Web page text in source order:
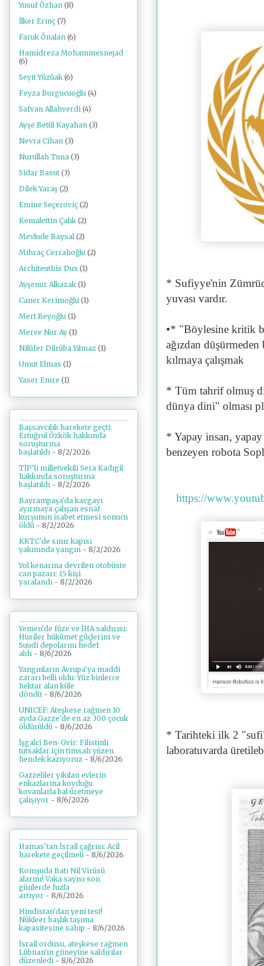
* Sufiyye'nin
yuvası vardır.
•* "Böylesine kritik
ağızdan
kılmaya çalışmak
* Tüm tahrif olmuş
dünya dini" olması
* Yapay insan,
benzeyen robota
https://
* Tarihteki ilk 2
laboratuvarda
Yusuf Özhan (8)
İlker Erinç (7)
Faruk Önalan (6)
Hamidreza Mohammesnejad
(6)
Seyit Yüzüak (6)
Feyza Burgucuoğlu (4)
Safvan Allahverdi (4)
Ayşe Betül Kayahan (3)
Nevra Cihan (3)
Nurullah Tuna (3)
Sidar Basut (3)
Dilek Yaraş (2)
Emine Seçeroviç (2)
Kemalettin Çalık (2)
Mevlude Baysal (2)
Mihraç Cerrahoğlu (2)
Architeuthis Dux (1)
Ayşenur Alkazak (1)
Caner Kerimoğlu (1)
Mert Beyoğlu (1)
Merve Nur Ay (1)
Nilüfer Dilrûba Yılmaz (1)
Umut Elmas (1)
Yaser Emre (1)
Başsavcılık harekete geçti:
Ertuğrul Özkök hakkında
soruşturma
başlatıldı - 8/2/2026
TİP'li milletvekili Sera Kadıgil
hakkında soruşturma
başlatıldı - 8/2/2026
Bayrampaşa'da kavgayı
ayırmaya çalışan esnaf
kurşunun isabet etmesi sonucu
öldü - 8/2/2026
KKTC'de sınır kapısı
yakınında yangın - 8/2/2026
Yol kenarına devrilen otobüste
can pazarı: 15 kişi
yaralandı - 8/2/2026
Yemen'de füze ve İHA saldırısı:
Husiler hükümet güçlerini ve
Suudi depolarını hedef
aldı - 8/6/2026
Yangınların Avrupa'ya maddi
zararı belli oldu: Yüz binlerce
hektar alan küle
döndü - 8/6/2026
UNICEF: Ateşkese rağmen 10
ayda Gazze'de en az 300 çocuk
öldürüldü - 8/6/2026
İşgalci Ben-Gvir: Filistinli
tutsaklar için timsah yüzen
hendek kazıyoruz - 8/6/2026
Gazzeliler yıkılan evlerin
enkazlarına koyduğu
kovanlarla bal üretmeye
çalışıyor - 8/6/2026
Hamas'tan İsrail çağrısı: Acil
harekete geçilmeli - 8/6/2026
Komşuda Batı Nil Virüsü
alarmı! Vaka sayısı son
günlerde hızla
artıyor - 8/6/2026
Hindistan'dan yeni test!
Nükleer başlık taşıma
kapasitesine sahip - 8/6/2026
İsrail ordusu, ateşkese rağmen
Lübnan'ın güneyine saldırılar
düzenledi - 8/6/2026